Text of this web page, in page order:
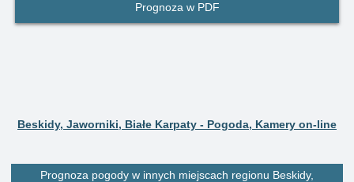
Prognoza w PDF
Beskidy, Jaworniki, Białe Karpaty - Pogoda, Kamery on-line
Prognoza pogody w innych miejscach regionu Beskidy,